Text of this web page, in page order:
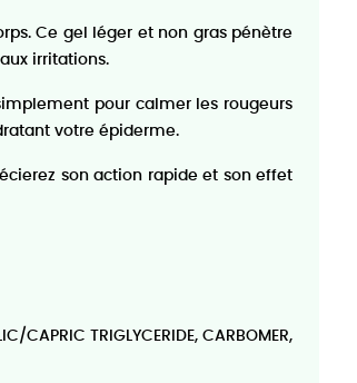
Ce gel léger et non gras pénètre
irritations.
pour calmer les rougeurs
votre épiderme.
son action rapide et son effet
CAPRIC TRIGLYCERIDE, CARBOMER,